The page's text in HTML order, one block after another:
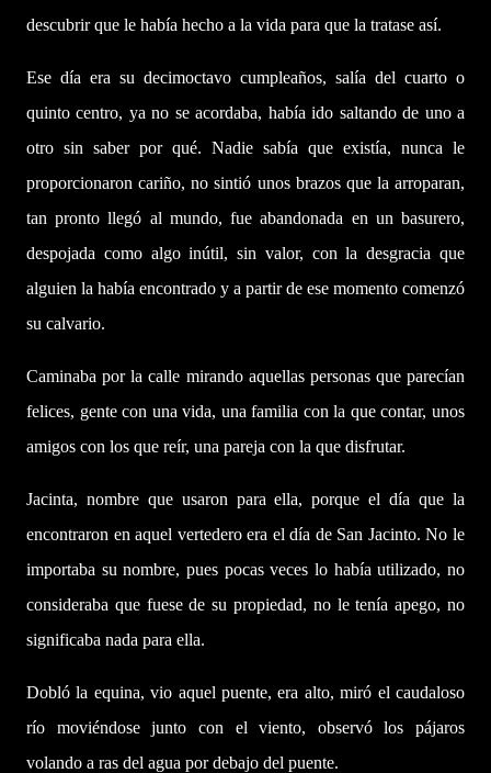
descubrir que le había hecho a la vida para que la tratase así.
Ese día era su decimoctavo cumpleaños, salía del cuarto o
quinto centro, ya no se acordaba, había ido saltando de uno a
otro sin saber por qué. Nadie sabía que existía, nunca le
proporcionaron cariño, no sintió unos brazos que la arroparan,
tan pronto llegó al mundo, fue abandonada en un basurero,
despojada como algo inútil, sin valor, con la desgracia que
alguien la había encontrado y a partir de ese momento comenzó
su calvario.
Caminaba por la calle mirando aquellas personas que parecían
felices, gente con una vida, una familia con la que contar, unos
amigos con los que reír, una pareja con la que disfrutar.
Jacinta, nombre que usaron para ella, porque el día que la
encontraron en aquel vertedero era el día de San Jacinto. No le
importaba su nombre, pues pocas veces lo había utilizado, no
consideraba que fuese de su propiedad, no le tenía apego, no
significaba nada para ella.
Dobló la equina, vio aquel puente, era alto, miró el caudaloso
río moviéndose junto con el viento, observó los pájaros
volando a ras del agua por debajo del puente.